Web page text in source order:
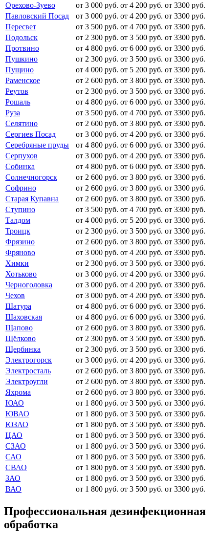
Орехово-Зуево
от 3 000 руб. от 4 200 руб. от 3300 руб.
Павловский Посад
от 3 000 руб. от 4 200 руб. от 3300 руб.
Пересвет
от 3 500 руб. от 4 700 руб. от 3300 руб.
Подольск
от 2 300 руб. от 3 500 руб. от 3300 руб.
Протвино
от 4 800 руб. от 6 000 руб. от 3300 руб.
Пушкино
от 2 300 руб. от 3 500 руб. от 3300 руб.
Пущино
от 4 000 руб. от 5 200 руб. от 3300 руб.
Раменское
от 2 600 руб. от 3 800 руб. от 3300 руб.
Реутов
от 2 300 руб. от 3 500 руб. от 3300 руб.
Рошаль
от 4 800 руб. от 6 000 руб. от 3300 руб.
Руза
от 3 500 руб. от 4 700 руб. от 3300 руб.
Селятино
от 2 600 руб. от 3 800 руб. от 3300 руб.
Сергиев Посад
от 3 000 руб. от 4 200 руб. от 3300 руб.
Серебряные пруды
от 4 800 руб. от 6 000 руб. от 3300 руб.
Серпухов
от 3 000 руб. от 4 200 руб. от 3300 руб.
Собинка
от 4 800 руб. от 6 000 руб. от 3300 руб.
Солнечногорск
от 2 600 руб. от 3 800 руб. от 3300 руб.
Софрино
от 2 600 руб. от 3 800 руб. от 3300 руб.
Старая Купавна
от 2 600 руб. от 3 800 руб. от 3300 руб.
Ступино
от 3 500 руб. от 4 700 руб. от 3300 руб.
Талдом
от 4 000 руб. от 5 200 руб. от 3300 руб.
Троицк
от 2 300 руб. от 3 500 руб. от 3300 руб.
Фрязино
от 2 600 руб. от 3 800 руб. от 3300 руб.
Фряново
от 3 000 руб. от 4 200 руб. от 3300 руб.
Химки
от 2 300 руб. от 3 500 руб. от 3300 руб.
Хотьково
от 3 000 руб. от 4 200 руб. от 3300 руб.
Черноголовка
от 3 000 руб. от 4 200 руб. от 3300 руб.
Чехов
от 3 000 руб. от 4 200 руб. от 3300 руб.
Шатура
от 4 800 руб. от 6 000 руб. от 3300 руб.
Шаховская
от 4 800 руб. от 6 000 руб. от 3300 руб.
Щапово
от 2 600 руб. от 3 800 руб. от 3300 руб.
Щёлково
от 2 300 руб. от 3 500 руб. от 3300 руб.
Щербинка
от 2 300 руб. от 3 500 руб. от 3300 руб.
Электрогорск
от 3 000 руб. от 4 200 руб. от 3300 руб.
Электросталь
от 2 600 руб. от 3 800 руб. от 3300 руб.
Электроугли
от 2 600 руб. от 3 800 руб. от 3300 руб.
Яхрома
от 2 600 руб. от 3 800 руб. от 3300 руб.
ЮАО
от 1 800 руб. от 3 500 руб. от 3300 руб.
ЮВАО
от 1 800 руб. от 3 500 руб. от 3300 руб.
ЮЗАО
от 1 800 руб. от 3 500 руб. от 3300 руб.
ЦАО
от 1 800 руб. от 3 500 руб. от 3300 руб.
СЗАО
от 1 800 руб. от 3 500 руб. от 3300 руб.
САО
от 1 800 руб. от 3 500 руб. от 3300 руб.
СВАО
от 1 800 руб. от 3 500 руб. от 3300 руб.
ЗАО
от 1 800 руб. от 3 500 руб. от 3300 руб.
ВАО
от 1 800 руб. от 3 500 руб. от 3300 руб.
Профессиональная дезинфекционная
обработка